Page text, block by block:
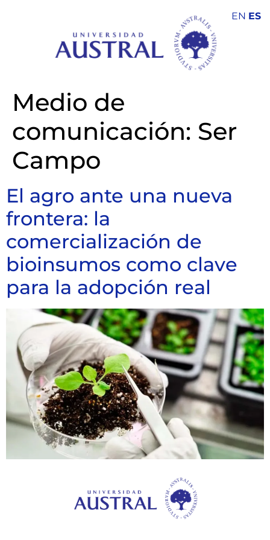
Medio de
comunicación: Ser
Campo
El agro ante una nueva
frontera: la
comercialización de
bioinsumos como clave
para la adopción real
EN ES